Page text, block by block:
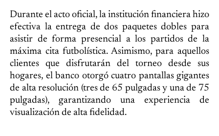
Durante el acto oficial, la institución financiera hizo
efectiva la entrega de dos paquetes dobles para
asistir de forma presencial a los partidos de la
máxima cita futbolística. Asimismo, para aquellos
clientes que disfrutarán del torneo desde sus
hogares, el banco otorgó cuatro pantallas gigantes
de alta resolución (tres de 65 pulgadas y una de 75
pulgadas), garantizando una experiencia de
visualización de alta fidelidad.